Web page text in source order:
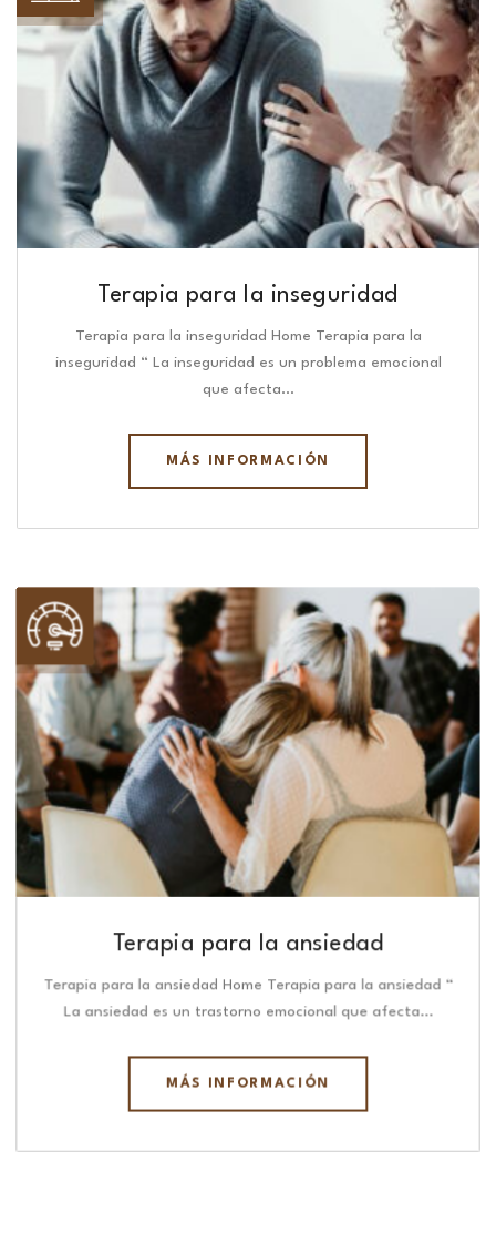
Terapia para la inseguridad
Terapia para la inseguridad Home Terapia para la
inseguridad “ La inseguridad es un problema emocional
que afecta…
MÁS INFORMACIÓN
Terapia para la ansiedad
Terapia para la ansiedad Home Terapia para la ansiedad “
La ansiedad es un trastorno emocional que afecta…
MÁS INFORMACIÓN